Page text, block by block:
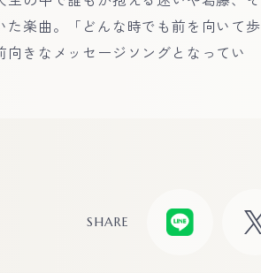
楽曲。「どんな時でも前を向いて歩
きなメッセージソングとなってい
SHARE